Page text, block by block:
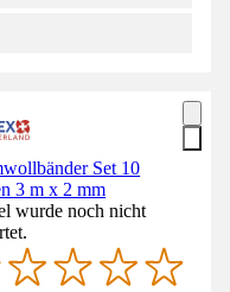
Set 10
3 m x 2 mm
wurde noch nicht